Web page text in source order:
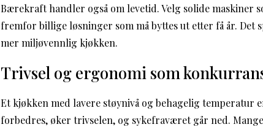
Bærekraft handler også om levetid. Velg solide maskiner
fremfor billige løsninger som må byttes ut etter få år. Det
mer miljøvennlig kjøkken.
Trivsel og ergonomi som
Et kjøkken med lavere støynivå og behagelig temperatur
forbedres, øker trivselen, og sykefraværet går ned.